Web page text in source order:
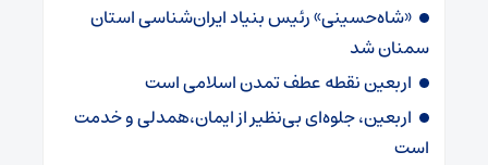
«شاه‌حسینی» رئیس بنیاد ایران‌شناسی استان
سمنان شد
اربعین نقطه عطف تمدن اسلامی است
اربعین، جلوه‌ای بی‌نظیر از ایمان،همدلی و خدمت
است